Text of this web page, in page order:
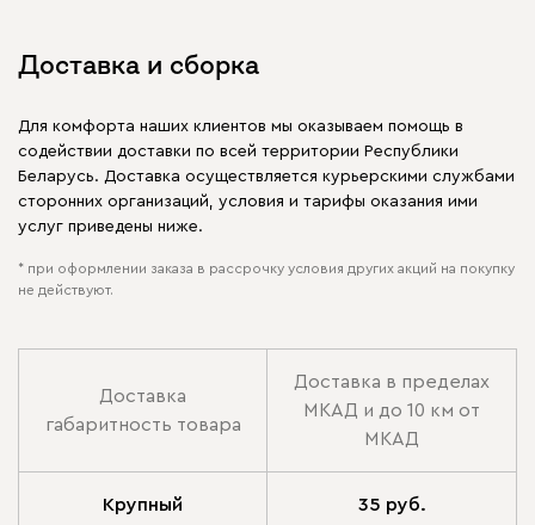
Доставка и сборка
Для комфорта наших клиентов мы оказываем помощь в
содействии доставки по всей территории Республики
Беларусь. Доставка осуществляется курьерскими службами
сторонних организаций, условия и тарифы оказания ими
услуг приведены ниже.
* при оформлении заказа в рассрочку условия других акций на покупку
не действуют.
Доставка
габаритность товара
Доставка в пределах
МКАД и до 10 км от
МКАД
Крупный 35 руб.